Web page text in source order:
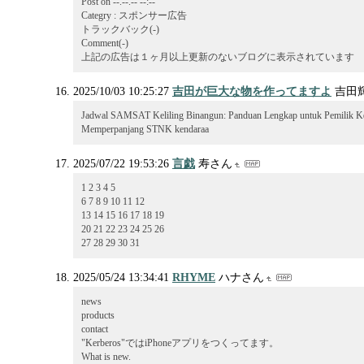
Categry : スポンサー広告
トラックバック(-)
Comment(-)
上記の広告は１ヶ月以上更新のないブログに表示されています
2025/10/03 10:25:27 吉田が巨大な物を作ってますよ 吉田
Jadwal SAMSAT Keliling Binangun: Panduan Lengkap untuk Pemilik
Memperpanjang STNK kendaraa
2025/07/22 19:53:26 言戯 寿さん
1 2 3 4 5
6 7 8 9 10 11 12
13 14 15 16 17 18 19
20 21 22 23 24 25 26
27 28 29 30 31
2025/05/24 13:34:41 RHYME ハナさん
news
products
contact
"Kerberos"ではiPhoneアプリをつくってます。
What is new.